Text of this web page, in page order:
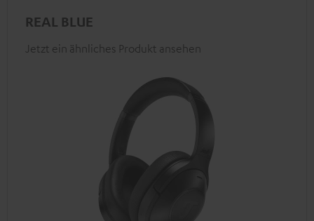
REAL BLUE
Jetzt ein ähnliches Produkt ansehen